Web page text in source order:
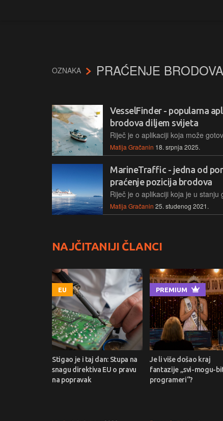
OZNAKA PRAĆENJE BRODOVA
VesselFinder - popularna
brodova diljem svijeta
Matija Gračanin 18. srpnja 2025.
MarineTraffic - jedna od
praćenje pozicija brodova
Matija Gračanin 25. studenog 2021.
NAJČITANIJI ČLANCI
EU
Stigao je i taj dan: Stupa na
snagu direktiva EU o pravu
na popravak
PREMIUM
Je li više došao kraj
fantazije „svi-mogu-
programeri“?